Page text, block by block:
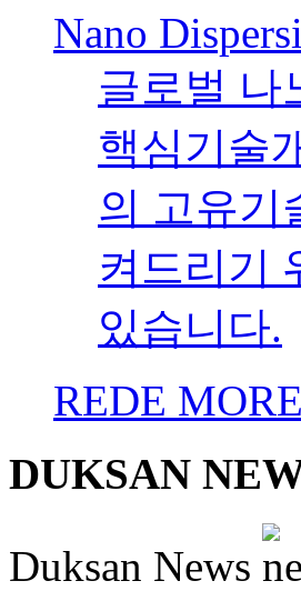
Nano
글로벌 나
핵심기술
의 고유기
켜드리기
있습니다.
REDE MORE
DUKSAN
Duksan News